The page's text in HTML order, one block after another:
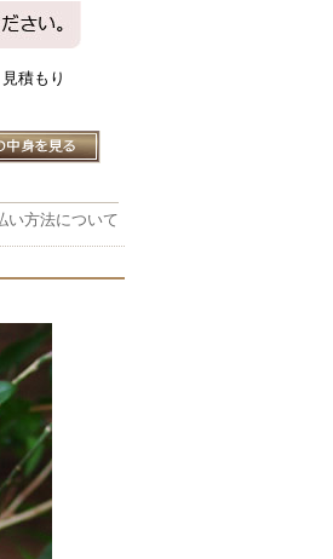
積もり
い方法について